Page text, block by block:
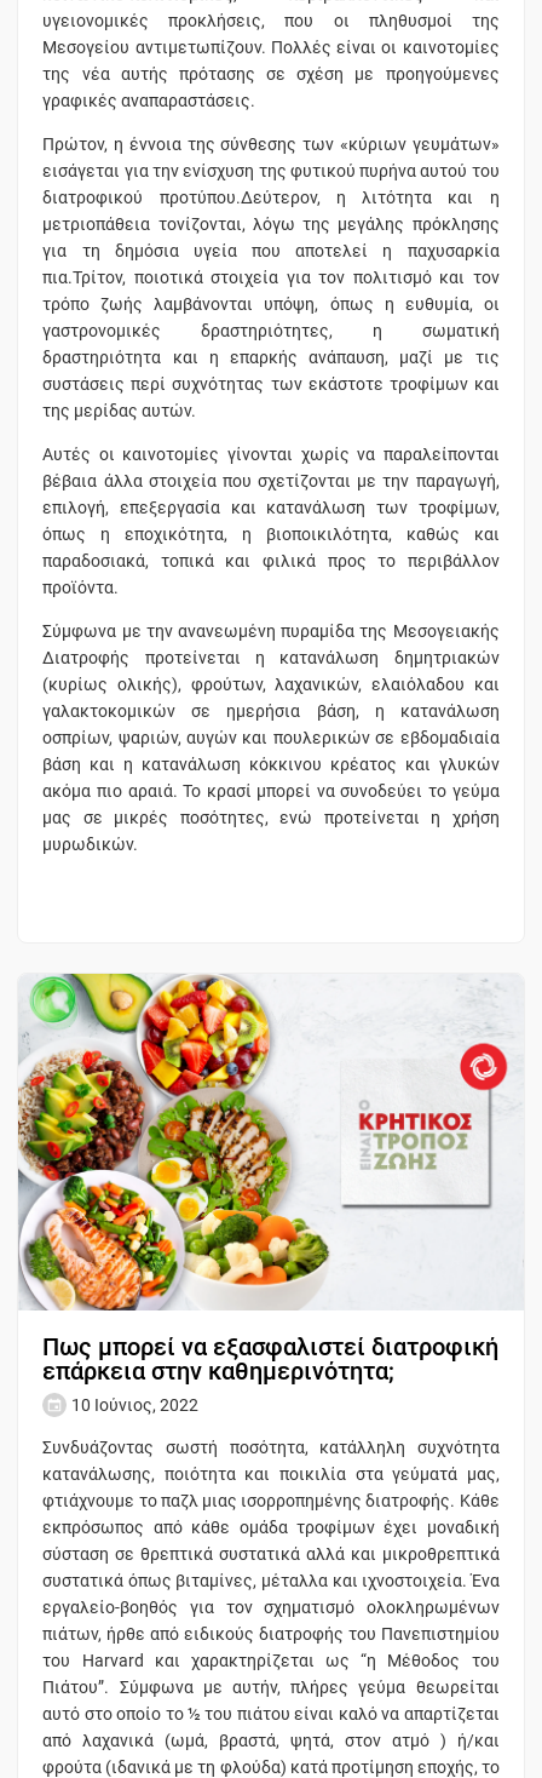
υγειονομικές προκλήσεις, που οι πληθυσμοί της
Μεσογείου αντιμετωπίζουν. Πολλές είναι οι καινοτομίες
της νέα αυτής πρότασης σε σχέση με προηγούμενες
γραφικές αναπαραστάσεις.
Πρώτον, η έννοια της σύνθεσης των «κύριων γευμάτων»
εισάγεται για την ενίσχυση της φυτικού πυρήνα αυτού του
διατροφικού προτύπου.Δεύτερον, η λιτότητα και η
μετριοπάθεια τονίζονται, λόγω της μεγάλης πρόκλησης
για τη δημόσια υγεία που αποτελεί η παχυσαρκία
πια.Τρίτον, ποιοτικά στοιχεία για τον πολιτισμό και τον
τρόπο ζωής λαμβάνονται υπόψη, όπως η ευθυμία, οι
γαστρονομικές δραστηριότητες, η σωματική
δραστηριότητα και η επαρκής ανάπαυση, μαζί με τις
συστάσεις περί συχνότητας των εκάστοτε τροφίμων και
της μερίδας αυτών.
Αυτές οι καινοτομίες γίνονται χωρίς να παραλείπονται
βέβαια άλλα στοιχεία που σχετίζονται με την παραγωγή,
επιλογή, επεξεργασία και κατανάλωση των τροφίμων,
όπως η εποχικότητα, η βιοποικιλότητα, καθώς και
παραδοσιακά, τοπικά και φιλικά προς το περιβάλλον
προϊόντα.
Σύμφωνα με την ανανεωμένη πυραμίδα της Μεσογειακής
Διατροφής προτείνεται η κατανάλωση δημητριακών
(κυρίως ολικής), φρούτων, λαχανικών, ελαιόλαδου και
γαλακτοκομικών σε ημερήσια βάση, η κατανάλωση
οσπρίων, ψαριών, αυγών και πουλερικών σε εβδομαδιαία
βάση και η κατανάλωση κόκκινου κρέατος και γλυκών
ακόμα πιο αραιά. Το κρασί μπορεί να συνοδεύει το γεύμα
μας σε μικρές ποσότητες, ενώ προτείνεται η χρήση
μυρωδικών.
Πως μπορεί να εξασφαλιστεί διατροφική
επάρκεια στην καθημερινότητα;
10 Ιούνιος, 2022
Συνδυάζοντας σωστή ποσότητα, κατάλληλη συχνότητα
κατανάλωσης, ποιότητα και ποικιλία στα γεύματά μας,
φτιάχνουμε το παζλ μιας ισορροπημένης διατροφής. Κάθε
εκπρόσωπος από κάθε ομάδα τροφίμων έχει μοναδική
σύσταση σε θρεπτικά συστατικά αλλά και μικροθρεπτικά
συστατικά όπως βιταμίνες, μέταλλα και ιχνοστοιχεία. Ένα
εργαλείο-βοηθός για τον σχηματισμό ολοκληρωμένων
πιάτων, ήρθε από ειδικούς διατροφής του Πανεπιστημίου
του Harvard και χαρακτηρίζεται ως “η Μέθοδος του
Πιάτου”. Σύμφωνα με αυτήν, πλήρες γεύμα θεωρείται
αυτό στο οποίο το ½ του πιάτου είναι καλό να απαρτίζεται
από λαχανικά (ωμά, βραστά, ψητά, στον ατμό ) ή/και
φρούτα (ιδανικά με τη φλούδα) κατά προτίμηση εποχής, το